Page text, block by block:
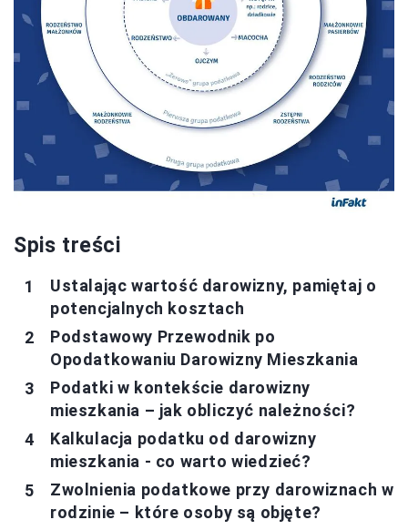
Spis treści
Ustalając wartość darowizny, pamiętaj o
potencjalnych kosztach
Podstawowy Przewodnik po
Opodatkowaniu Darowizny Mieszkania
Podatki w kontekście darowizny
mieszkania – jak obliczyć należności?
Kalkulacja podatku od darowizny
mieszkania - co warto wiedzieć?
Zwolnienia podatkowe przy darowiznach w
rodzinie – które osoby są objęte?